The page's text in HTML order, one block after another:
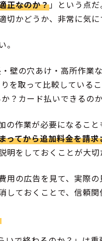
正なのか？」という点
かどうか、非常に気に
・壁の穴あけ・高所作業な
りを取って比較しているこ
か？カード払いできるのか
の作業が必要になるこ
ってから追加料金を請求
をしておくことが大切
用の広告を見て、実際
ておくことで、信頼関